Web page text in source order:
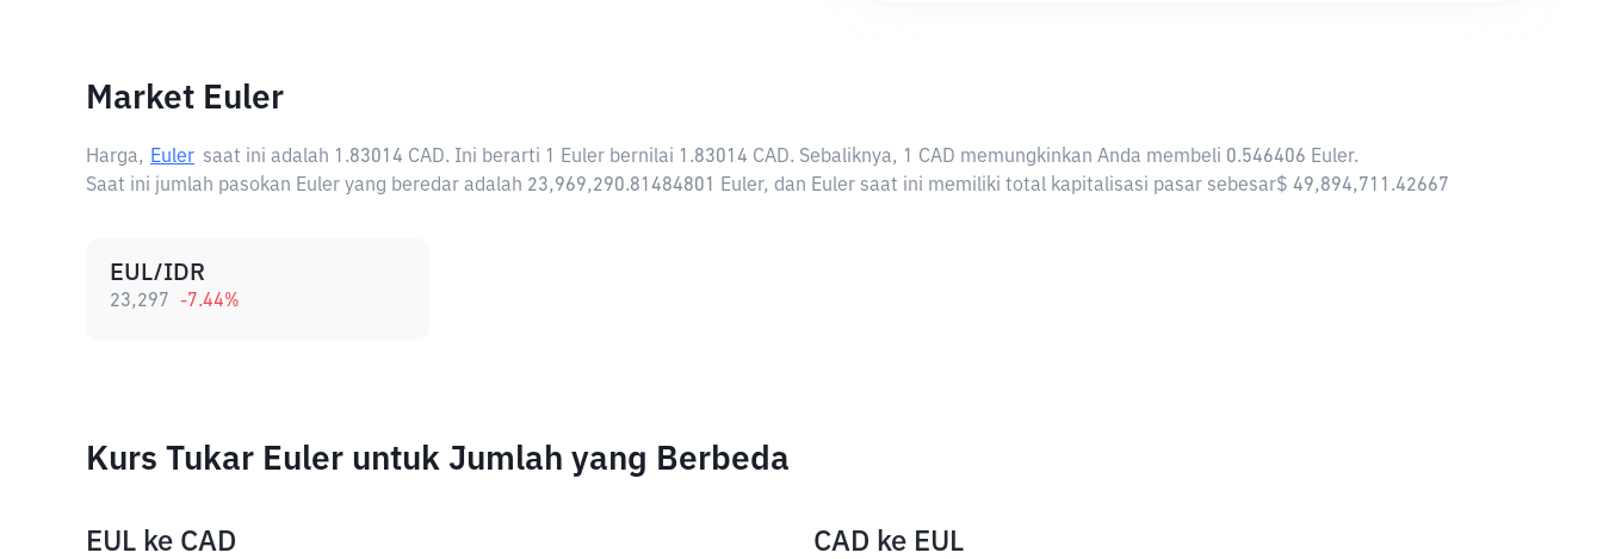
Market Euler
Harga, Euler saat ini adalah 1.83014 CAD. Ini berarti 1 Euler bernilai 1.83014 CAD. Sebaliknya, 1 CAD memungkinkan Anda membeli 0.546406 Euler.
Saat ini jumlah pasokan Euler yang beredar adalah 23,969,290.81484801 Euler, dan Euler saat ini memiliki total kapitalisasi pasar sebesar$ 49,894,711.42667
EUL/IDR
23,297 -7.44%
Kurs Tukar Euler untuk Jumlah yang Berbeda
EUL ke CAD CAD ke EUL